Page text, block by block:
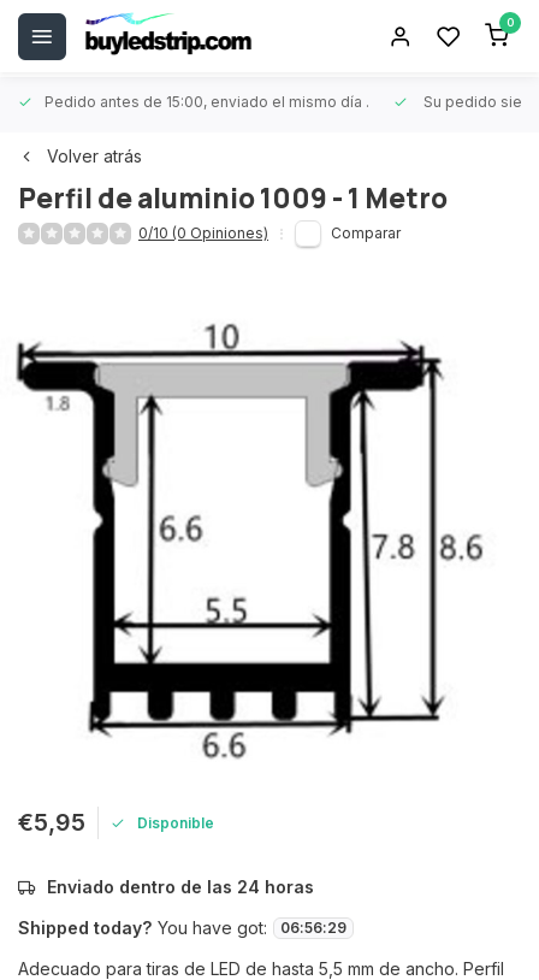
0
Pedido antes de 15:00, enviado el mismo día . Su pedido
Volver atrás
Perfil de aluminio 1009 - 1 Metro
0/10 (0 Opiniones) Comparar
€5,95 Disponible
Enviado dentro de las 24 horas
Shipped today? You have got: 06:56:29
Adecuado para tiras de LED de hasta 5,5 mm de ancho. Perfil